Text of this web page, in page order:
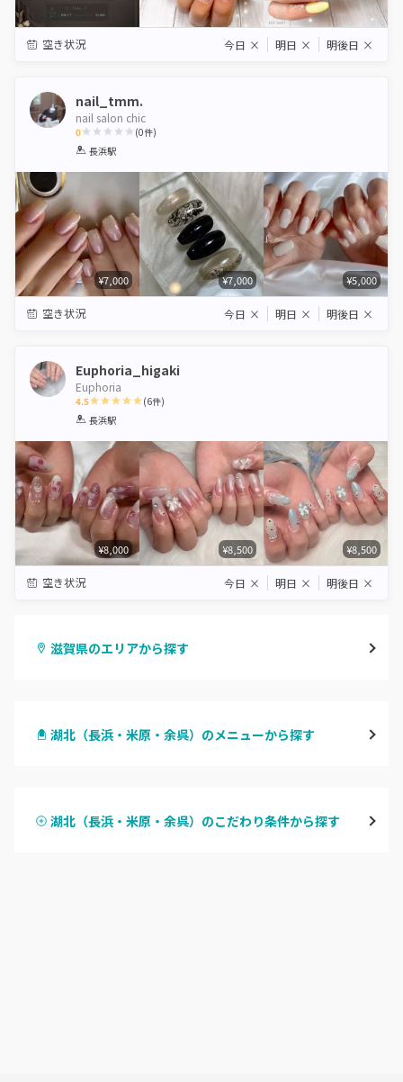
空き状況 今日 × 明日 × 明後日 ×
nail_tmm.
nail salon chic
0
1 2 3 4
(0件)
長浜駅
¥7,000 ¥7,000 ¥5,000
空き状況 今日 × 明日 × 明後日 ×
Euphoria_higaki
Euphoria
4.5
1 2 3
(6件)
長浜駅
¥8,000 ¥8,500 ¥8,500
空き状況 今日 × 明日 × 明後日 ×
滋賀県のエリアから探す
甲賀・湖南・栗東
湖北（長浜・米原・余呉）のメニューから探す
ハンドスカルプ
湖北（長浜・米原・余呉）のこだわり条件から探す